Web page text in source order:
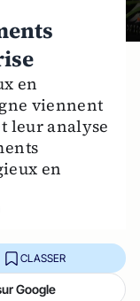
en
viennent
leur analyse
en
CLASSER
Google